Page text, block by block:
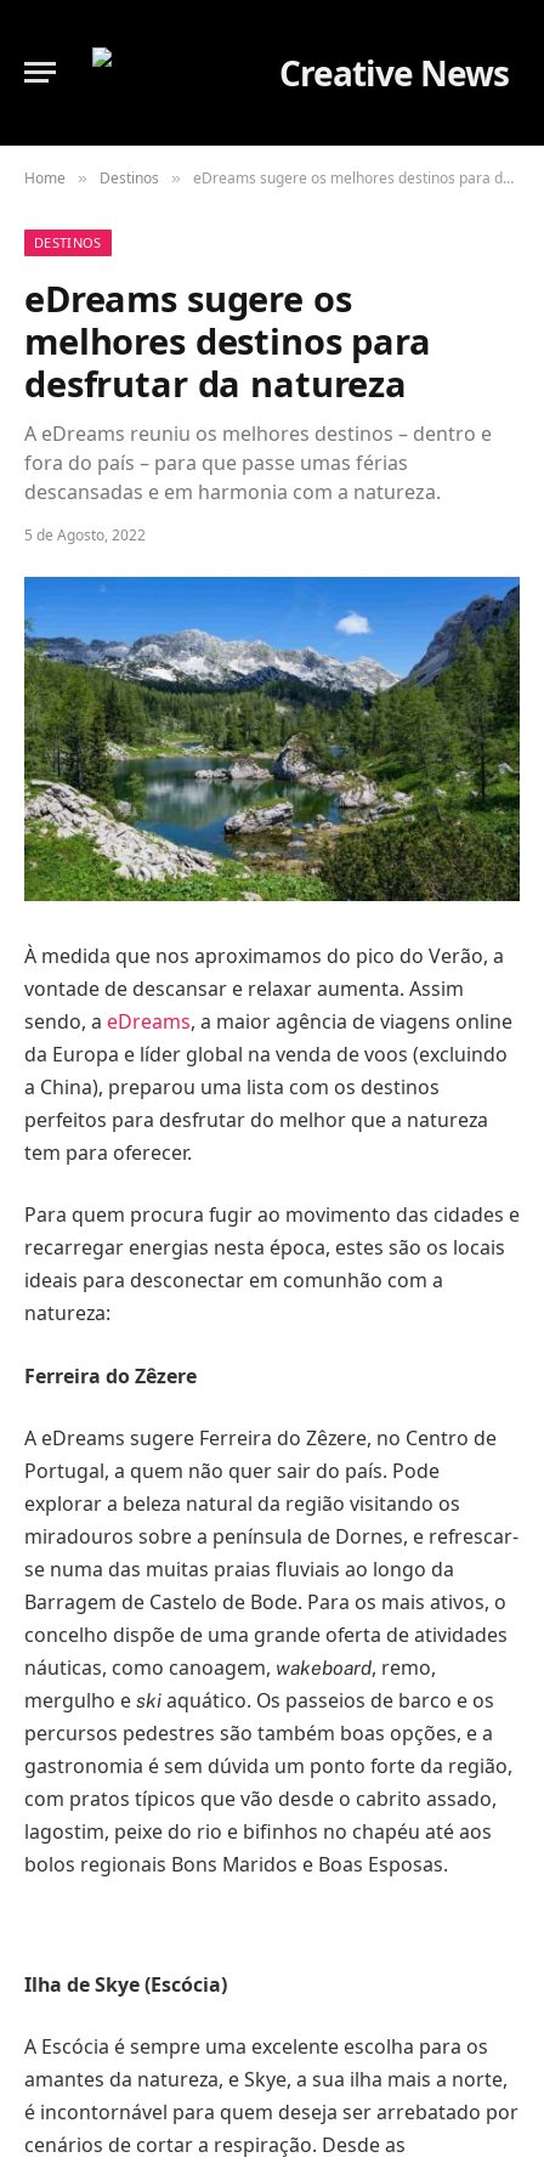
Home » Destinos » eDreams sugere os melhores destinos para desfrutar da natureza
DESTINOS
eDreams sugere os
melhores destinos para
desfrutar da natureza
A eDreams reuniu os melhores destinos – dentro e
fora do país – para que passe umas férias
descansadas e em harmonia com a natureza.
5 de Agosto, 2022
À medida que nos aproximamos do pico do Verão, a
vontade de descansar e relaxar aumenta. Assim
sendo, a eDreams, a maior agência de viagens online
da Europa e líder global na venda de voos (excluindo
a China), preparou uma lista com os destinos
perfeitos para desfrutar do melhor que a natureza
tem para oferecer.
Para quem procura fugir ao movimento das cidades e
recarregar energias nesta época, estes são os locais
ideais para desconectar em comunhão com a
natureza:
Ferreira do Zêzere
A eDreams sugere Ferreira do Zêzere, no Centro de
Portugal, a quem não quer sair do país. Pode
explorar a beleza natural da região visitando os
miradouros sobre a península de Dornes, e refrescar-
se numa das muitas praias fluviais ao longo da
Barragem de Castelo de Bode. Para os mais ativos, o
concelho dispõe de uma grande oferta de atividades
náuticas, como canoagem, wakeboard, remo,
mergulho e ski aquático. Os passeios de barco e os
percursos pedestres são também boas opções, e a
gastronomia é sem dúvida um ponto forte da região,
com pratos típicos que vão desde o cabrito assado,
lagostim, peixe do rio e bifinhos no chapéu até aos
bolos regionais Bons Maridos e Boas Esposas.
Ilha de Skye (Escócia)
A Escócia é sempre uma excelente escolha para os
amantes da natureza, e Skye, a sua ilha mais a norte,
é incontornável para quem deseja ser arrebatado por
cenários de cortar a respiração. Desde as